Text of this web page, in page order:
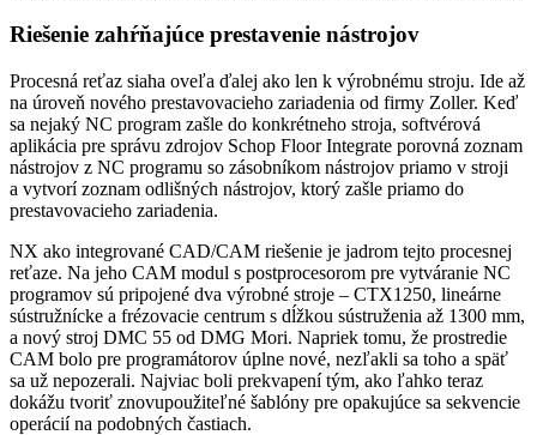
Riešenie zahŕňajúce prestavenie nástrojov
Procesná reťaz siaha oveľa ďalej ako len k výrobnému stroju. Ide až
na úroveň nového prestavovacieho zariadenia od firmy Zoller. Keď
sa nejaký NC program zašle do konkrétneho stroja, softvérová
aplikácia pre správu zdrojov Schop Floor Integrate porovná zoznam
nástrojov z NC programu so zásobníkom nástrojov priamo v stroji
a vytvorí zoznam odlišných nástrojov, ktorý zašle priamo do
prestavovacieho zariadenia.
NX ako integrované CAD/CAM riešenie je jadrom tejto procesnej
reťaze. Na jeho CAM modul s postprocesorom pre vytváranie NC
programov sú pripojené dva výrobné stroje – CTX1250, lineárne
sústružnícke a frézovacie centrum s dĺžkou sústruženia až 1300 mm,
a nový stroj DMC 55 od DMG Mori. Napriek tomu, že prostredie
CAM bolo pre programátorov úplne nové, nezľakli sa toho a späť
sa už nepozerali. Najviac boli prekvapení tým, ako ľahko teraz
dokážu tvoriť znovupoužiteľné šablóny pre opakujúce sa sekvencie
operácií na podobných častiach.